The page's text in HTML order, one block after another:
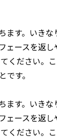
ます。いき
ェースを返
ください。
す。
ます。いき
ェースを返
ください。